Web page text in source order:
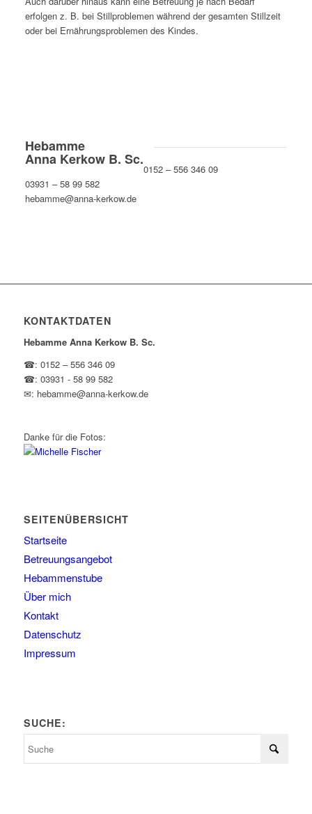
erfolgen z. B. bei Stillproblemen während der gesamten Stillzeit
oder bei Ernährungsproblemen des Kindes.
Hebamme
Anna Kerkow B. Sc.
0152 – 556 346 09
03931 – 58 99 582
hebamme@anna-kerkow.de
KONTAKTDATEN
Hebamme Anna Kerkow B. Sc.
☎: 0152 – 556 346 09
☎: 03931 - 58 99 582
✉: hebamme@anna-kerkow.de
Danke für die Fotos:
SEITENÜBERSICHT
Startseite
Betreuungsangebot
Hebammenstube
Über mich
Kontakt
Datenschutz
Impressum
SUCHE: